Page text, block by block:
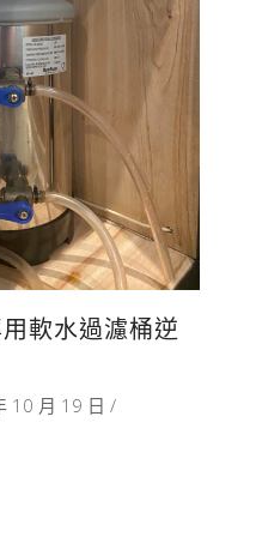
軟水過濾桶逆
10 月 19 日